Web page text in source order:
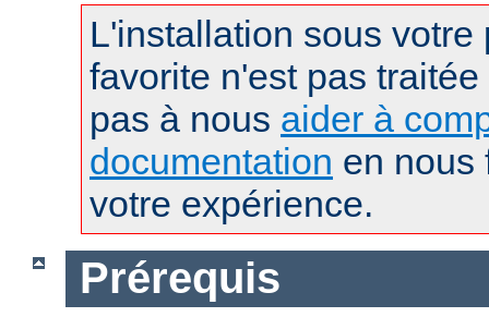
L'installation sous votre
favorite n'est pas
pas à nous aider à
documentation en nous
votre expérience.
Prérequis